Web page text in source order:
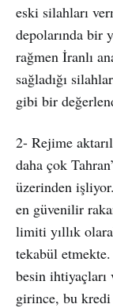
eski silahları
depolarında bir
rağmen İranlı
sağladığı
gibi bir
2- Rejime
daha çok
üzerinden
en güvenilir
limiti yıllık
tekabül
besin
girince, bu